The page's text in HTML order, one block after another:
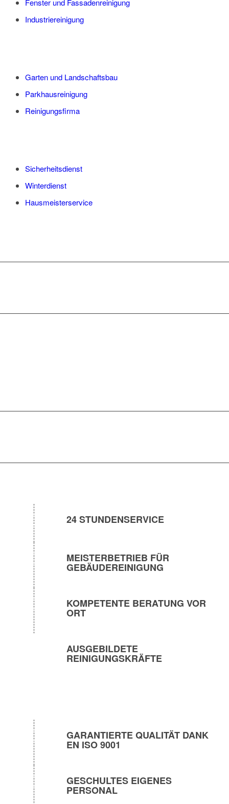
Industriereinigung
Garten und Landschaftsbau
Parkhausreinigung
Reinigungsfirma
Sicherheitsdienst
Winterdienst
Hausmeisterservice
24 STUNDENSERVICE
MEISTERBETRIEB FÜR
GEBÄUDEREINIGUNG
KOMPETENTE BERATUNG VOR
ORT
AUSGEBILDETE
REINIGUNGSKRÄFTE
GARANTIERTE QUALITÄT DANK
EN ISO 9001
GESCHULTES EIGENES
PERSONAL